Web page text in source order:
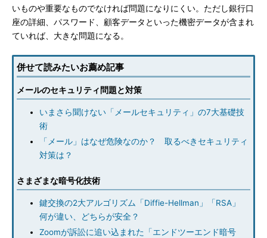
いものや重要なものでなければ問題になりにくい。ただし銀行口
座の詳細、パスワード、顧客データといった機密データが含まれ
ていれば、大きな問題になる。
併せて読みたいお薦め記事
メールのセキュリティ問題と対策
いまさら聞けない「メールセキュリティ」の7大基礎技
術
「メール」はなぜ危険なのか？ 取るべきセキュリティ
対策は？
さまざまな暗号化技術
鍵交換の2大アルゴリズム「Diffie-Hellman」「RSA」
何が違い、どちらが安全？
Zoomが訴訟に追い込まれた「エンドツーエンド暗号